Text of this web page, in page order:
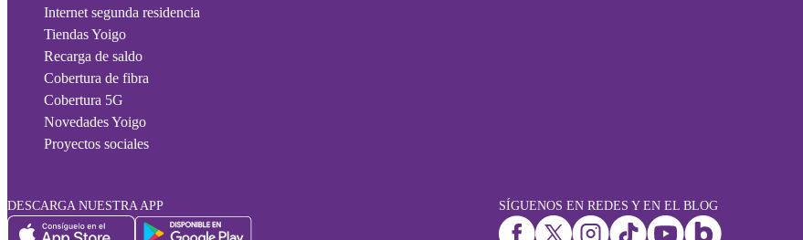
Internet segunda residencia
Tiendas Yoigo
Recarga de saldo
Cobertura de fibra
Cobertura 5G
Novedades Yoigo
Proyectos sociales
DESCARGA NUESTRA APP SÍGUENOS EN REDES Y EN EL BLOG